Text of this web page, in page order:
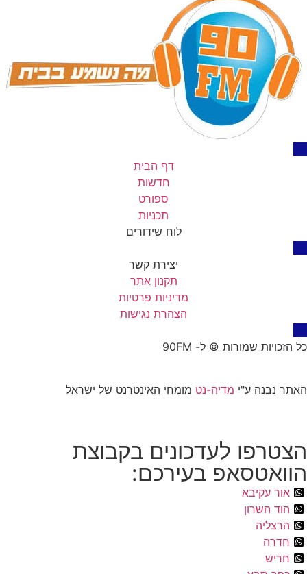
דף הבית
חדשות
ספורט
תכניות
לוח שידורים
יצירת קשר
תקנון אתר
מדיניות פרטיות
הצהרת נגישות
כל הזכויות שמורות © ל- 90FM
האתר נבנה ע"י מדיה-נט מומחי האינטרנט של ישראל
הצטרפו לעדכונים בקבוצת
הוואטסאפ בעירכם:
אור עקיבא
הוד השרון
הרצליה
חדרה
חריש